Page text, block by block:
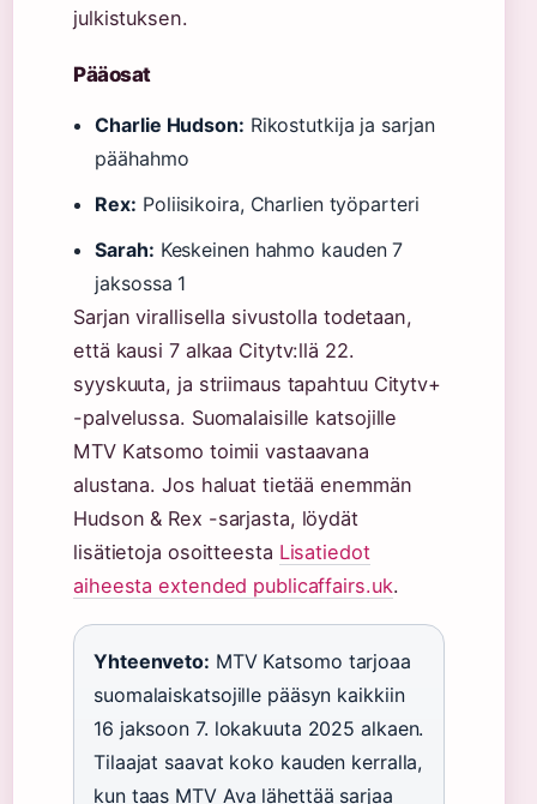
julkistuksen.
Pääosat
Charlie Hudson: Rikostutkija ja sarjan
päähahmo
Rex: Poliisikoira, Charlien työparteri
Sarah: Keskeinen hahmo kauden 7
jaksossa 1
Sarjan virallisella sivustolla todetaan,
että kausi 7 alkaa Citytv:llä 22.
syyskuuta, ja striimaus tapahtuu Citytv+
-palvelussa. Suomalaisille katsojille
MTV Katsomo toimii vastaavana
alustana. Jos haluat tietää enemmän
Hudson & Rex -sarjasta, löydät
lisätietoja osoitteesta Lisatiedot
aiheesta extended publicaffairs.uk.
Yhteenveto: MTV Katsomo tarjoaa
suomalaiskatsojille pääsyn kaikkiin
16 jaksoon 7. lokakuuta 2025 alkaen.
Tilaajat saavat koko kauden kerralla,
kun taas MTV Ava lähettää sarjaa